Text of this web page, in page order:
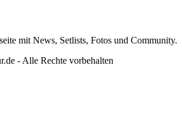
mit News, Setlists, Fotos und Community.
- Alle Rechte vorbehalten